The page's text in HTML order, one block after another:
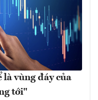
là vùng đáy của
tới"